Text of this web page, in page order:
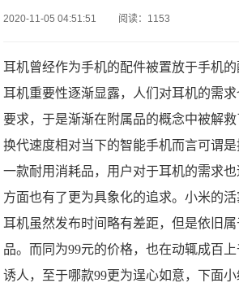
2020-11-05 04:51:51 阅读：1153
耳机曾经作为手机的配件被置放于手机
耳机重要性逐渐显露，人们对耳机的需
要求，于是渐渐在附属品的概念中被解
换代速度相对当下的智能手机而言可谓
一款耐用消耗品，用户对于耳机的需求
方面也有了更为具象化的追求。小米的
耳机虽然发布时间略有差距，但是依旧
品。而同为99元的价格，也在动辄成百
诱人，至于哪款99更为逞心如意，下面